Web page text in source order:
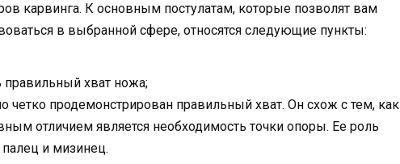
карвинга. К основным постулатам, которые позволят вам
в выбранной сфере, относятся следующие пункты:
правильный хват ножа;
четко продемонстрирован правильный хват. Он схож с тем, как
отличием является необходимость точки опоры. Ее роль
и мизинец.